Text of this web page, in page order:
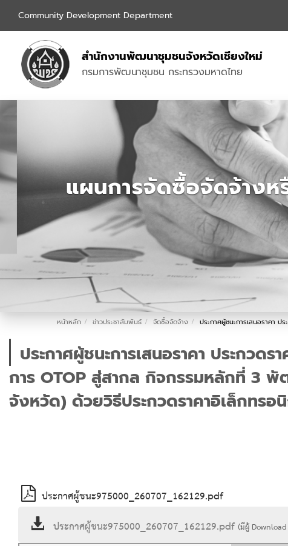
Community Development Department
สำนักงานพัฒนาชุมชนจังหวัดเชียงใหม่
กรมการพัฒนาชุมชน กระทรวงมหาดไทย
แผนการจัดซื้อจัดจ้าง
หน้าหลัก ข่าวประชาสัมพันธ์ จัดซื้อจัดจ้าง ประกาศผู้ชนะการเสนอราคา
ประกาศผู้ชนะการเสนอราคา ประกวด
การ OTOP สู่สากล กิจกรรมหลักที่ 3
จังหวัด) ด้วยวิธีประกวดราคาอิเล็กทร
ประกาศผู้ชนะ975000_260707_162129.pdf
ประกาศผู้ชนะ975000_260707_162129.pdf(มีผู้ Download